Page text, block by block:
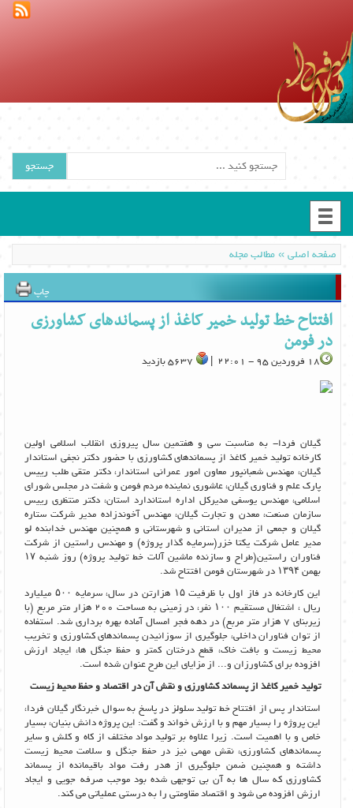
جستجو
صفحه اصلی»مطالب مجله
چاپ
افتتاح خط تولید خمیر کاغذ از پسماندهای کشاورزی
در فومن
18 فروردین 95 - 22:01 |
گیلان فردا- به مناسبت سی و هفتمین سال پیروزی انقلاب اسلامی اولین
کارخانه تولید خمیر کاغذ از پسماندهای کشاورزی با حضور دکتر نجفی استاندار
گیلان، مهندس شعبانپور معاون امور عمرانی استاندار، دکتر متقی طلب رییس
پارک علم و فناوری گیلان، عاشوری نماینده مردم فومن و شفت در مجلس شورای
اسلامی، مهندس یوسفی مدیرکل اداره استاندارد استان، دکتر منتظری رییس
سازمان صنعت، معدن و تجارت گیلان، مهندس آخوندزاده مدیر شرکت ستاره
گیلان و جمعی از مدیران استانی و شهرستانی و همچنین مهندس خدابنده لو
مدیر عامل شرکت یکتا خزر(سرمایه گذار پروژه) و مهندس راستین از شرکت
فناوران راستین(طراح و سازنده ماشین آلات خط تولید پروژه) روز شنبه ۱۷
بهمن ۱۳۹۴ در شهرستان فومن افتتاح شد.
این کارخانه در فاز اول با ظرفیت ۱۵ هزارتن در سال، سرمایه ۵۰۰ میلیارد
ریال ، اشتغال مستقیم ۱۰۰ نفر، در زمینی به مساحت 200 هزار متر مربع (با
زیربنای 7 هزار متر مربع) در دهه فجر امسال آماده بهره برداری شد. استفاده
از توان فناوران داخلی، جلوگیری از سوزانیدن پسماندهای کشاورزی و تخریب
محیط زیست و بافت خاک، قطع درختان کمتر و حفظ جنگل ها، ایجاد ارزش
افزوده برای کشاورزان و... از مزایای این طرح عنوان شده است.
تولید خمیر کاغذ از پسماند کشاورزی و نقش آن در اقتصاد و حفظ محیط زیست
استاندار پس از افتتاح خط تولید سلولز در پاسخ به سوال خبرنگار گیلان فردا،
این پروژه را بسیار مهم و با ارزش خواند و گفت: این پروژه دانش بنیان، بسیار
خاص و با اهمیت است. زیرا علاوه بر تولید مواد مختلف از کاه و کلش و سایر
پسماندهای کشاورزی، نقش مهمی نیز در حفظ جنگل و سلامت محیط زیست
داشته و همچنین ضمن جلوگیری از هدر رفت مواد باقیمانده از پسماند
کشاورزی که سال ها به آن بی توجهی شده بود موجب صرفه جویی و ایجاد
ارزش افزوده می شود و اقتصاد مقاومتی را به درستی عملیاتی می کند.